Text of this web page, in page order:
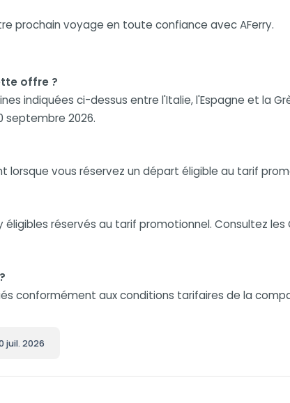
prochain voyage en toute confiance avec AFerry.
offre ?
indiquées ci-dessus entre l'Italie, l'Espagne et la
septembre 2026.
vous réservez un départ éligible au tarif
éligibles réservés au tarif promotionnel. Consultez
conformément aux conditions tarifaires de la
juil. 2026